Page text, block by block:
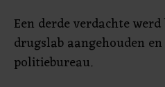
Een derde verdachte
drugslab aangehouden
politiebureau.